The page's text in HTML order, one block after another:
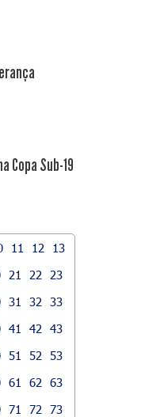
Copa Sub-19
11 12
13
21 22
23
31 32
33
41 42
43
51 52
53
61 62
63
71 72
73